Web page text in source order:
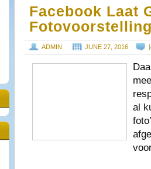
Facebook Laat
ADMIN JUNE 27, 2016 [
al